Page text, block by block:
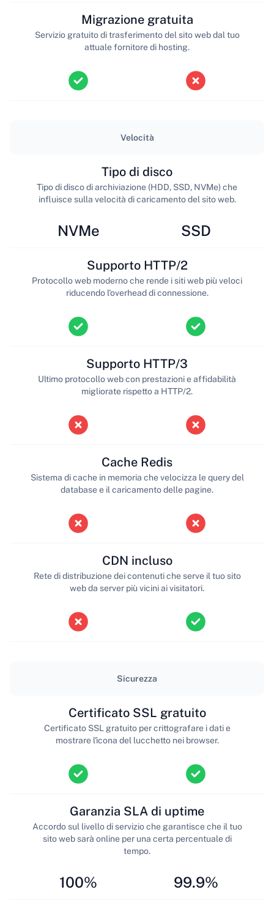
Migrazione gratuita
Servizio gratuito di trasferimento del sito web dal tuo
attuale fornitore di hosting.
Velocità
NVMe
Tipo di disco
Tipo di disco di archiviazione (HDD, SSD, NVMe) che
influisce sulla velocità di caricamento del sito web.
SSD
Supporto HTTP/2
Protocollo web moderno che rende i siti web più veloci
riducendo l'overhead di connessione.
Supporto HTTP/3
Ultimo protocollo web con prestazioni e affidabilità
migliorate rispetto a HTTP/2.
Cache Redis
Sistema di cache in memoria che velocizza le query del
database e il caricamento delle pagine.
CDN incluso
Rete di distribuzione dei contenuti che serve il tuo sito
web da server più vicini ai visitatori.
Sicurezza
Certificato SSL gratuito
Certificato SSL gratuito per crittografare i dati e
mostrare l'icona del lucchetto nei browser.
100%
Garanzia SLA di uptime
Accordo sul livello di servizio che garantisce che il tuo
sito web sarà online per una certa percentuale di
tempo.
99.9%